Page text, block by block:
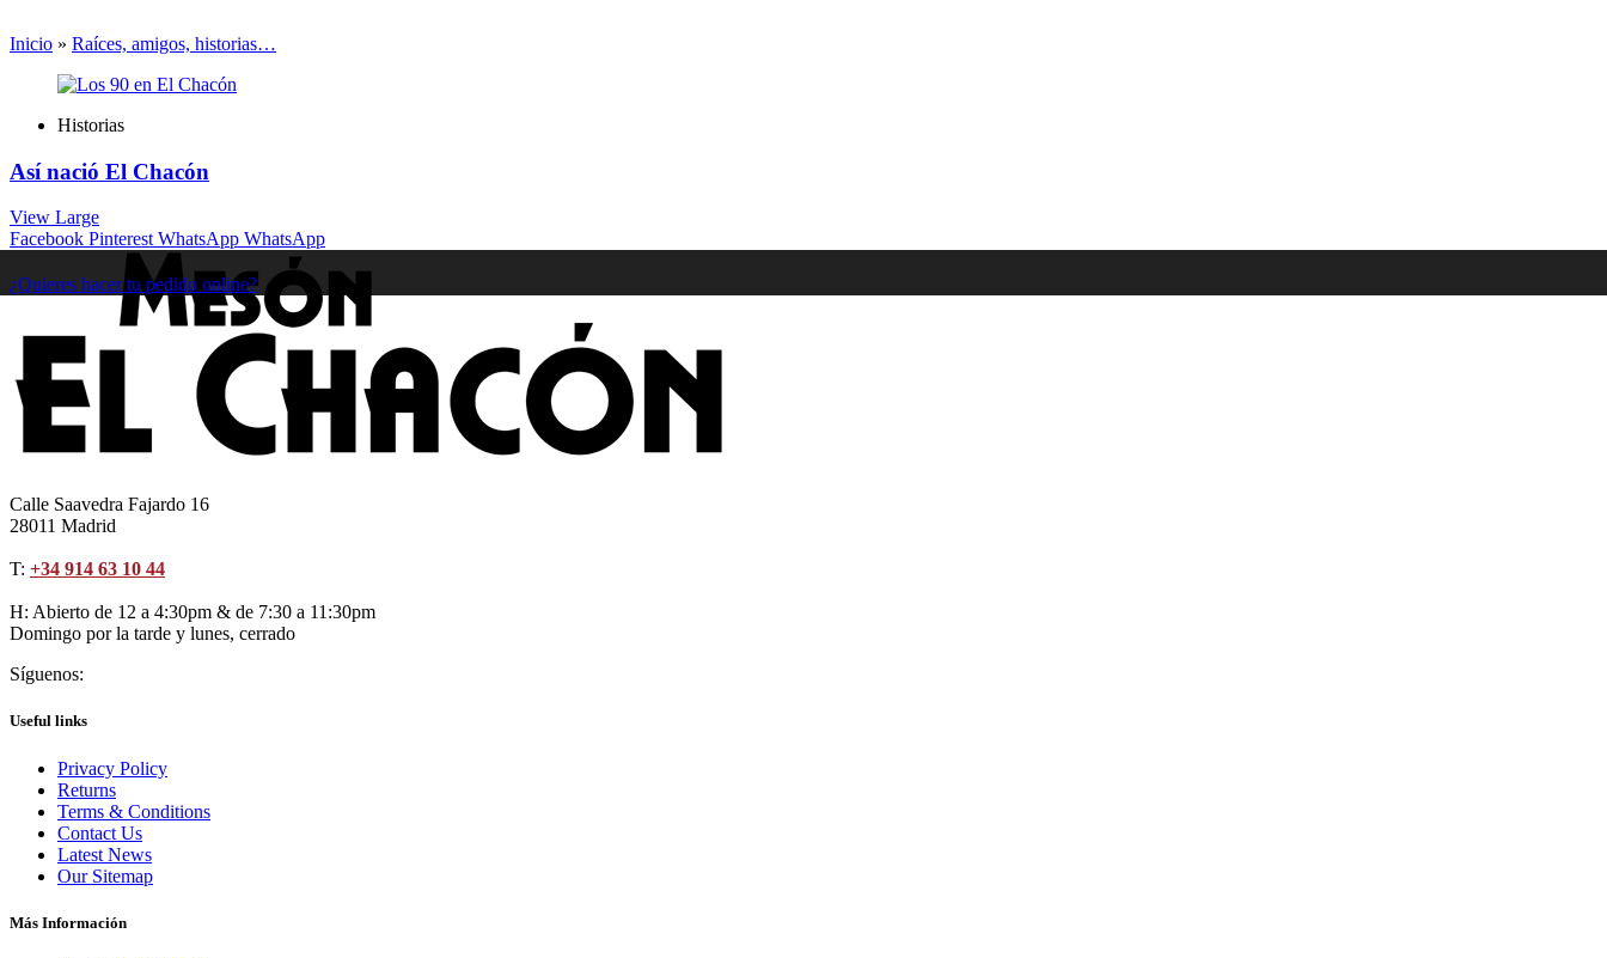
Inicio » Raíces, amigos, historias…
Historias
Así nació El Chacón
View Large
Facebook Pinterest WhatsApp WhatsApp
¿Quieres hacer tu pedido online?
Calle Saavedra Fajardo 16
28011 Madrid
T: +34 914 63 10 44
H: Abierto de 12 a 4:30pm & de 7:30 a 11:30pm
Domingo por la tarde y lunes, cerrado
Síguenos:
Useful links
Privacy Policy
Returns
Terms & Conditions
Contact Us
Latest News
Our Sitemap
Más Información